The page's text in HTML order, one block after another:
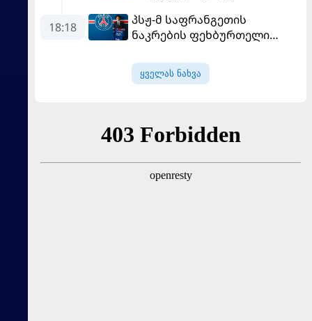
განადგურდა
18:18
პსჟ-მ საფრანგეთის
ნაკრების ფეხბურთელი
ყველას ნახვა